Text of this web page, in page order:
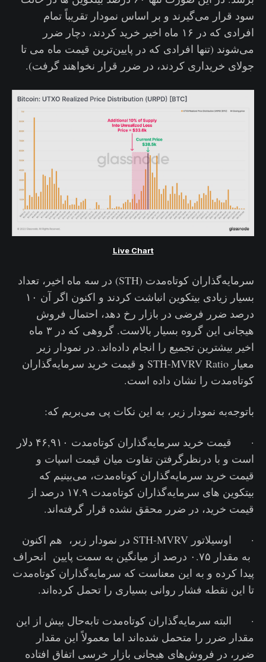
سود قرار می‌گیرند و بر اساس نمودار تقریباً تمام
افرادی که در ۱۶ ماه اخیر خرید کردند، دچار ضرر
می‌شوند (تنها افرادی که در پایین‌ترین قیمت ماه می تا
جولای خریداری کردند، در ضرر قرار نخواهند گرفت).
Live Chart
سرمایه‌گذاران کوتاه‌مدت (STH) در سه ماه اخیر، تعداد
بسیار زیادی بیتکوین انباشت کردند و اکنون اگر آن ۱۰
درصد ضرر فرضی در بازار رخ دهد، احتمال فروش
هیجانی این گروه بسیار بالاست. گروهی که در ۳ ماه
اخیر بیشترین تجمیع را انجام داده‌اند. در نمودار زیر
معیار STH-MVRV Ratio و قیمت خرید سرمایه‌گذاران
کوتاه‌مدت را نشان داده است.
باتوجه‌به نمودار زیر، به این نکات پی می‌بریم که:
· قیمت خرید سرمایه‌گذاران کوتاه‌مدت ۴۶,۹۱۰ دلار
است و با درنظرگرفتن تفاوت میان قیمت اسپات و
قیمت خرید سرمایه‌گذاران کوتاه‌مدت، می‌بینیم که
بیتکوین های سرمایه‌گذاران کوتاه‌مدت ۱۷.۹ درصد از
قیمت خرید، در ضرر محقق نشده قرار گرفته‌اند.
· اوسیلاتور STH-MVRV در نمودار زیر، هم اکنون
به مقدار ۰.۷۵ درصد از میانگین به سمت پایین انحراف
پیدا کرده و به این معناست که سرمایه‌گذاران کوتاه‌مدت
تا این نقطه فشار روانی بسیاری را تحمل کرده‌اند.
· البته سرمایه‌گذاران کوتاه‌مدت تابه‌حال بیش از این
مقدار ضرر را متحمل شده‌اند اما معمولاً این مقدار
ضرر، در فروش‌های هیجانی بازار خرسی اتفاق افتاده